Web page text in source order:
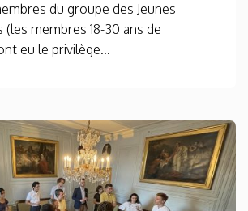
du groupe des Jeunes
(les membres 18-30 ans de
eu le privilège...